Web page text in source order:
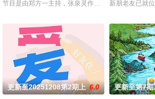
创造的探索之旅。他们将直面生态与经济发展的现
社交恋爱综艺，希望能邀请到一些具有音乐属性的（
节目是由郑方一主持，张泉灵作为“对谈人”的一档
新朋老友已就
更新至20251208第2期上 6.0 更新至第7期